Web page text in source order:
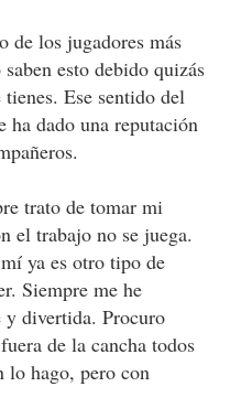
de los jugadores más
esto debido quizás
Ese sentido del
ha dado una reputación
trato de tomar mi
el trabajo no se juega.
ya es otro tipo de
Siempre me he
y divertida. Procuro
de la cancha todos
lo hago, pero con